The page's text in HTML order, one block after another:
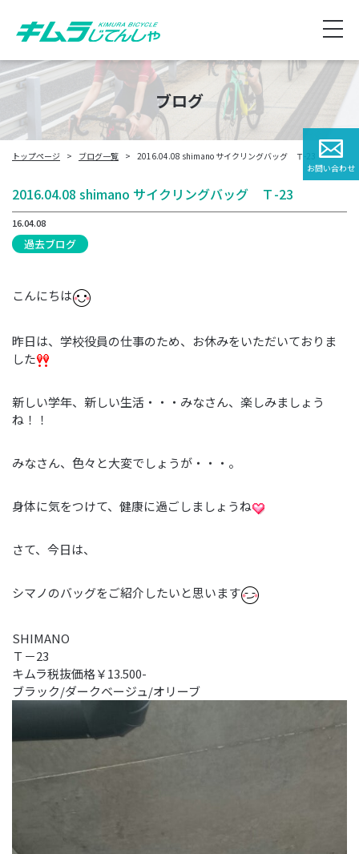
ブログ
トップページ ブログ一覧 2016.04.08 shimano サイクリングバッグ Ｔ-23
2016.04.08 shimano サイクリングバッグ Ｔ-23
16.04.08
過去ブログ
こんにちは
昨日は、学校役員の仕事のため、お休みをいただいておりま
した
新しい学年、新しい生活・・・みなさん、楽しみましょう
ね！！
みなさん、色々と大変でしょうが・・・。
身体に気をつけて、健康に過ごしましょうね
さて、今日は、
シマノのバッグをご紹介したいと思います
SHIMANO
Ｔ－23
キムラ税抜価格￥13.500-
ブラック/ダークベージュ/オリーブ
お問い合わせ